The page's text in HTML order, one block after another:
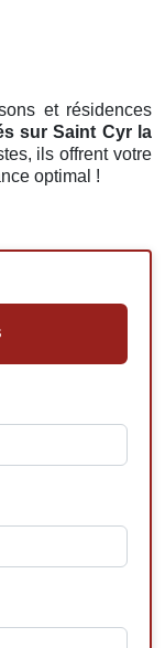
et résidences
sur Saint Cyr la
ils offrent votre
optimal !